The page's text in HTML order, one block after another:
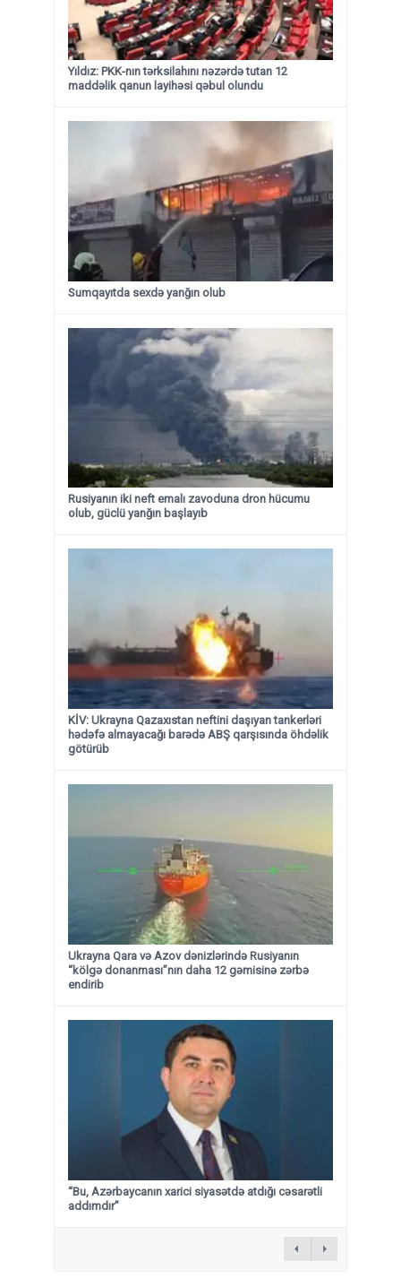
Yıldız: PKK-nın tərksilahını nəzərdə tutan 12
maddəlik qanun layihəsi qəbul olundu ​​​​​​​
Sumqayıtda sexdə yanğın olub
Rusiyanın iki neft emalı zavoduna dron hücumu
olub, güclü yanğın başlayıb
KİV: Ukrayna Qazaxıstan neftini daşıyan tankerləri
hədəfə almayacağı barədə ABŞ qarşısında öhdəlik
götürüb
Ukrayna Qara və Azov dənizlərində Rusiyanın
“kölgə donanması”nın daha 12 gəmisinə zərbə
endirib
“Bu, Azərbaycanın xarici siyasətdə atdığı cəsarətli
addımdır”